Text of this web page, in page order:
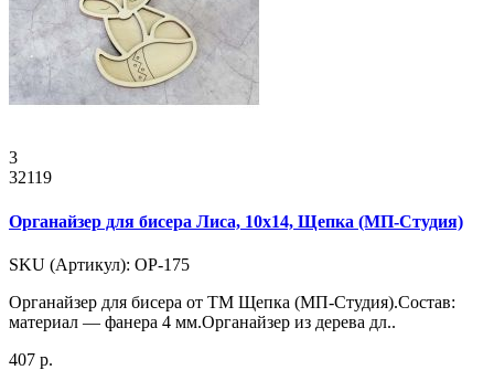
3
32119
Органайзер для бисера Лиса, 10x14, Щепка (МП-Студия)
SKU (Артикул): ОР-175
Органайзер для бисера от ТМ Щепка (МП-Студия).Состав:
материал — фанера 4 мм.Органайзер из дерева дл..
407 р.